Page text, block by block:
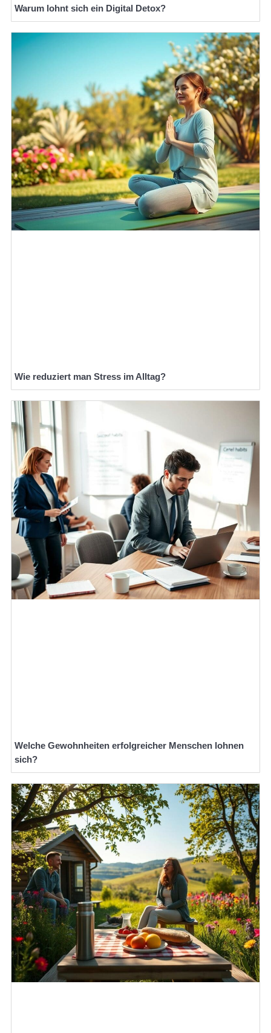
Warum lohnt sich ein Digital Detox?
Wie reduziert man Stress im Alltag?
Welche Gewohnheiten erfolgreicher Menschen lohnen
sich?